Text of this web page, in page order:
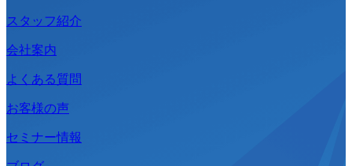
スタッフ紹介
会社案内
よくある質問
お客様の声
セミナー情報